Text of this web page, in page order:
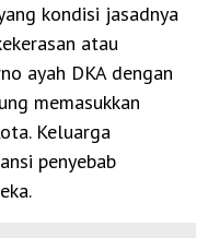
kondisi jasadnya
atau
ayah DKA dengan
memasukkan
Keluarga
penyebab